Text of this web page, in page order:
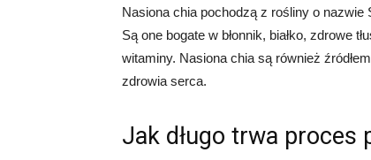
Nasiona chia pochodzą z rośliny o
Są one bogate w błonnik, białko, zdrowe
witaminy. Nasiona chia są również
zdrowia serca.
Jak długo trwa proces